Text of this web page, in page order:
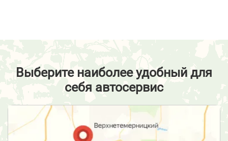
Выберите наиболее удобный для
себя автосервис